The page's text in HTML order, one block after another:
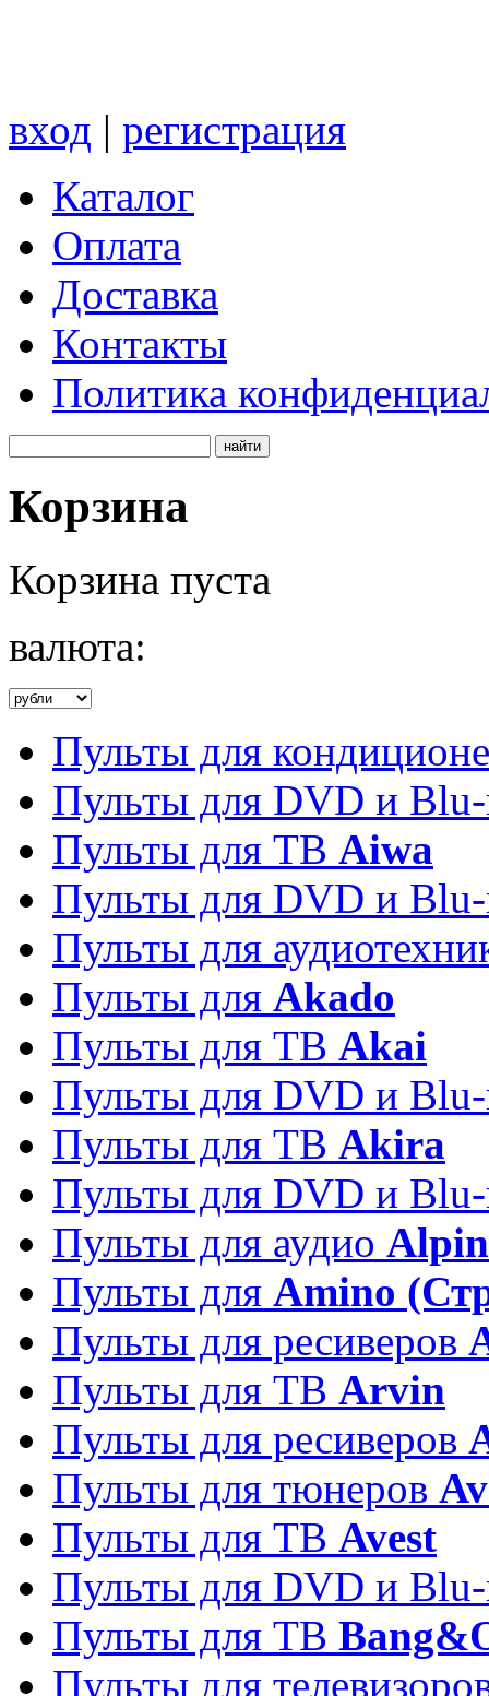
вход | регистрация
Каталог
Оплата
Доставка
Контакты
Политика
Корзина
Корзина пуста
валюта:
Пульты для
Пульты для DVD и
Пульты для ТВ Aiwa
Пульты для DVD и
Пульты для
Пульты для Akado
Пульты для ТВ Akai
Пульты для DVD и
Пульты для ТВ Akira
Пульты для DVD и
Пульты для аудио
Пульты для Amino
Пульты для ресиверов
Пульты для ТВ Arvin
Пульты для ресиверов
Пульты для тюнеров
Пульты для ТВ Avest
Пульты для DVD и
Пульты для ТВ
Пульты для